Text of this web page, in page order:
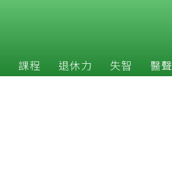
課程 退休力 失智 醫聲